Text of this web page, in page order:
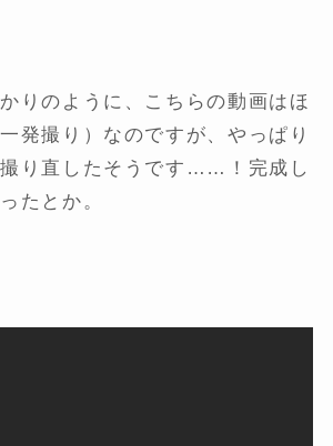
りのように、こちらの動画はほ
発撮り）なのですが、やっぱり
り直したそうです……！完成し
たとか。